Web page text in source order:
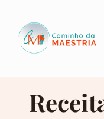
Conteúdo